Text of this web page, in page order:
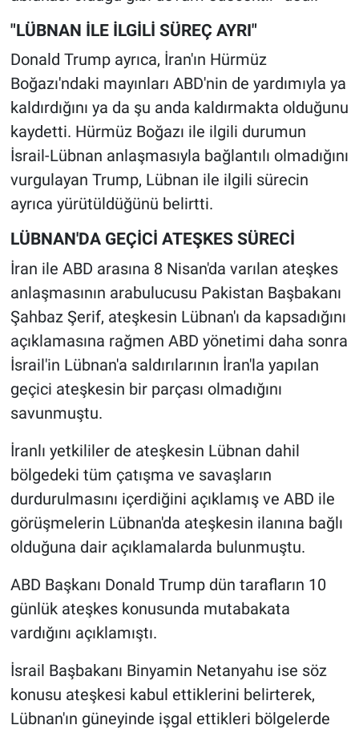
"LÜBNAN İLE İLGİLİ SÜREÇ AYRI"
Donald Trump ayrıca, İran'ın Hürmüz
Boğazı'ndaki mayınları ABD'nin de yardımıyla ya
kaldırdığını ya da şu anda kaldırmakta olduğunu
kaydetti. Hürmüz Boğazı ile ilgili durumun
İsrail-Lübnan anlaşmasıyla bağlantılı olmadığını
vurgulayan Trump, Lübnan ile ilgili sürecin
ayrıca yürütüldüğünü belirtti.
LÜBNAN'DA GEÇİCİ ATEŞKES SÜRECİ
İran ile ABD arasına 8 Nisan'da varılan ateşkes
anlaşmasının arabulucusu Pakistan Başbakanı
Şahbaz Şerif, ateşkesin Lübnan'ı da kapsadığını
açıklamasına rağmen ABD yönetimi daha sonra
İsrail'in Lübnan'a saldırılarının İran'la yapılan
geçici ateşkesin bir parçası olmadığını
savunmuştu.
İranlı yetkililer de ateşkesin Lübnan dahil
bölgedeki tüm çatışma ve savaşların
durdurulmasını içerdiğini açıklamış ve ABD ile
görüşmelerin Lübnan'da ateşkesin ilanına bağlı
olduğuna dair açıklamalarda bulunmuştu.
ABD Başkanı Donald Trump dün tarafların 10
günlük ateşkes konusunda mutabakata
vardığını açıklamıştı.
İsrail Başbakanı Binyamin Netanyahu ise söz
konusu ateşkesi kabul ettiklerini belirterek,
Lübnan'ın güneyinde işgal ettikleri bölgelerde